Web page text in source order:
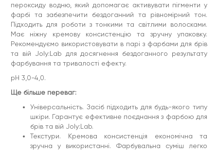
JOLY:LAB – безпека у кожній краплі!
Склад (INCI):Aqua (Water), Cetearyl Alcohol, Ceteareth-20,
Glyceryl Stearate Citrate, Hydrogen Peroxide, Paraffinum
Liquidum (Mineral Oil), Hydroxyethylcellulose, Disodium EDTA,
Phosphoric Acid, Tetrasodium P.
Спосіб застосування:Змішати окислювач з фарбою в
рівних пропорціях 1:1 у неметалевій ємності, поки суміш не
стане однорідною та кремоподібною. Поступово нанести
фарбувальну суміш на брови або вії. Через 5-15 хвилин
залежить від бажаної глибини кольору.
Термін придатності:24 місяці, 6 місяців після відкриття.
Умови зберігання:при температурі від +5 до +25°С,
відносній вологості повітря до 70% у закритій упаковці.
Об'єм:50 мл
пероксиду водню, який допомагає активувати пігменти у
фарбі та забезпечити бездоганний та рівномірний тон.
Підходить для роботи з тонкими та світлими волосками.
Має ніжну кремову консистенцію та зручну упаковку.
Рекомендуємо використовувати в парі з фарбами для брів
та вій Joly:Lab для досягнення бездоганного результату
фарбування та тривалості ефекту.
pH 3,0-4,0.
Ще більше переваг:
Універсальність. Засіб підходить для будь-якого типу
шкіри. Гарантує ефективне поєднання з фарбою для
брів та вій Joly:Lab.
Текстури. Кремова консистенція економічна та
зручна у використанні. Фарбувальна суміш легко